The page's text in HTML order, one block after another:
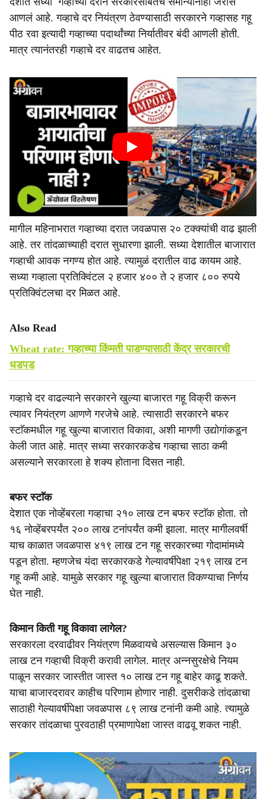
आणलं आहे. गव्हाचे दर नियंत्रण ठेवण्यासाठी सरकारने गव्हासह गहू
पीठ रवा इत्यादी गव्हाच्या पदार्थांच्या निर्यातीवर बंदी आणली होती.
मात्र त्यानंतरही गव्हाचे दर वाढतच आहेत.
मागील महिनाभरात गव्हाच्या दरात जवळपास २० टक्क्यांची वाढ झाली
आहे. तर तांदळाच्याही दरात सुधारणा झाली. सध्या देशातील बाजारात
गव्हाची आवक नगण्य होत आहे. त्यामुळं दरातील वाढ कायम आहे.
सध्या गव्हाला प्रतिक्विंटल २ हजार ४०० ते २ हजार ८०० रुपये
प्रतिक्विंटलचा दर मिळत आहे.
Also Read
Wheat rate: गव्हाच्या किंमती पाडण्यासाठी केंद्र सरकारची
धडपड
गव्हाचे दर वाढल्याने सरकारने खुल्या बाजारत गहू विक्री करून
त्यावर नियंत्रण आणणे गरजेचे आहे. त्यासाठी सरकारने बफर
स्टाॅकमधील गहू खुल्या बाजारात विकावा, अशी मागणी उद्योगांकडून
केली जात आहे. मात्र सध्या सरकारकडेच गव्हाचा साठा कमी
असल्याने सरकारला हे शक्य होताना दिसत नाही.
बफर स्टाॅक
देशात एक नोव्हेंबरला गव्हाचा २१० लाख टन बफर स्टाॅक होता. तो
१६ नोव्हेंबरपर्यंत २०० लाख टनांपर्यंत कमी झाला. मात्र मागीलवर्षी
याच काळात जवळपास ४१९ लाख टन गहू सरकारच्या गोदामांमध्ये
पडून होता. म्हणजेच यंदा सरकारकडे गेल्यावर्षीपेक्षा २१९ लाख टन
गहू कमी आहे. यामुळे सरकार गहू खुल्या बाजारात विकण्याचा निर्णय
घेत नाही.
किमान किती गहू विकावा लागेल?
सरकारला दरवाढीवर नियंत्रण मिळवायचे असल्यास किमान ३०
लाख टन गव्हाची विक्री करावी लागेल. मात्र अन्नसुरक्षेचे नियम
पाळून सरकार जास्तीत जास्त १० लाख टन गहू बाहेर काढू शकते.
याचा बाजारदरावर काहीच परिणाम होणार नाही. दुसरीकडे तांदळाचा
साठाही गेल्यावर्षीपेक्षा जवळपास ८९ लाख टनांनी कमी आहे. त्यामुळे
सरकार तांदळाचा पुरवठाही प्रमाणापेक्षा जास्त वाढवू शकत नाही.